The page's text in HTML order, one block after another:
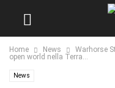
Home News
Warhorse
open world nella Terra...
News